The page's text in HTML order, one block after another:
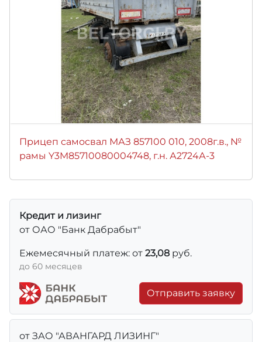
Прицеп самосвал МАЗ 857100 010, 2008г.в., №
рамы Y3M85710080004748, г.н. А2724А-3
Кредит и лизинг
от ОАО "Банк Дабрабыт"
Ежемесячный платеж: от 23,08 руб.
до 60 месяцев
Отправить заявку
от ЗАО "АВАНГАРД ЛИЗИНГ"